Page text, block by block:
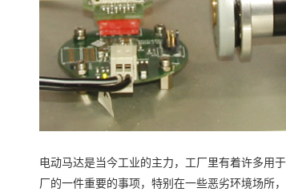
电动马达是当今工业的主力，工厂里有着许多用
厂的一件重要的事项，特别在一些恶劣环境场所